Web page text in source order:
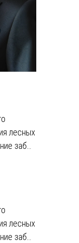
лесных
заб…
лесных
заб…